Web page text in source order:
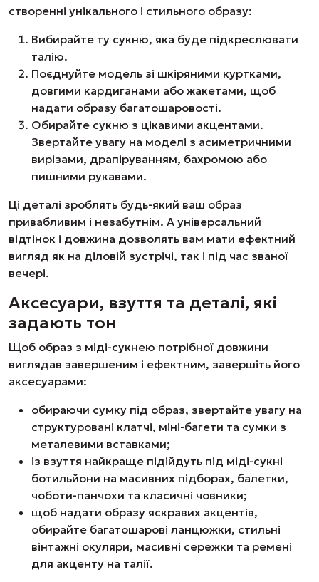
створенні унікального і стильного образу:
Вибирайте ту сукню, яка буде підкреслювати
талію.
Поєднуйте модель зі шкіряними куртками,
довгими кардиганами або жакетами, щоб
надати образу багатошаровості.
Обирайте сукню з цікавими акцентами.
Звертайте увагу на моделі з асиметричними
вирізами, драпіруванням, бахромою або
пишними рукавами.
Ці деталі зроблять будь-який ваш образ
привабливим і незабутнім. А універсальний
відтінок і довжина дозволять вам мати ефектний
вигляд як на діловій зустрічі, так і під час званої
вечері.
Аксесуари, взуття та деталі, які
задають тон
Щоб образ з міді-сукнею потрібної довжини
виглядав завершеним і ефектним, завершіть його
аксесуарами:
обираючи сумку під образ, звертайте увагу на
структуровані клатчі, міні-багети та сумки з
металевими вставками;
із взуття найкраще підійдуть під міді-сукні
ботильйони на масивних підборах, балетки,
чоботи-панчохи та класичні човники;
щоб надати образу яскравих акцентів,
обирайте багатошарові ланцюжки, стильні
вінтажні окуляри, масивні сережки та ремені
для акценту на талії.